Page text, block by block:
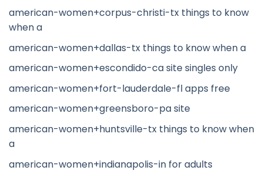
american-women+corpus-christi-tx things to know
when a
american-women+dallas-tx things to know when a
american-women+escondido-ca site singles only
american-women+fort-lauderdale-fl apps free
american-women+greensboro-pa site
american-women+huntsville-tx things to know when
a
american-women+indianapolis-in for adults